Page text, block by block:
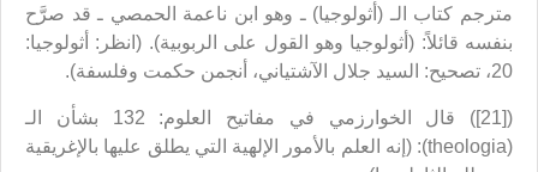
مترجم كتاب الـ (أثولوجيا) ـ وهو ابن ناعمة الحمصي ـ قد صرَّح
بنفسه قائلاً: (أثولوجيا وهو القول على الربوبية). (انظر: أثولوجيا:
20، تصحيح: السيد جلال الآشتياني، أنجمن حكمت وفلسفة).
([21]) قال الخوارزمي في مفاتيح العلوم: 132 بشأن الـ
(theologia): (إنه العلم بالأمور الإلهية التي يطلق عليها بالإغريقية